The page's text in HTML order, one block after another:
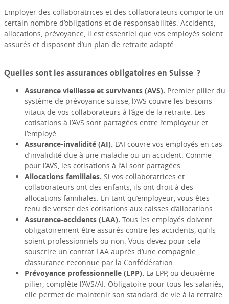
Employer des collaboratrices et des collaborateurs comporte un
certain nombre d’obligations et de responsabilités. Accidents,
allocations, prévoyance, il est essentiel que vos employés soient
assurés et disposent d’un plan de retraite adapté.
Quelles sont les assurances obligatoires en Suisse ?
Assurance vieillesse et survivants (AVS). Premier pilier du
système de prévoyance suisse, l’AVS couvre les besoins
vitaux de vos collaborateurs à l’âge de la retraite. Les
cotisations à l’AVS sont partagées entre l’employeur et
l’employé.
Assurance-invalidité (AI). L’AI couvre vos employés en cas
d’invalidité due à une maladie ou un accident. Comme
pour l’AVS, les cotisations à l’AI sont partagées.
Allocations familiales. Si vos collaboratrices et
collaborateurs ont des enfants, ils ont droit à des
allocations familiales. En tant qu’employeur, vous êtes
tenu de verser des cotisations aux caisses d’allocations.
Assurance-accidents (LAA). Tous les employés doivent
obligatoirement être assurés contre les accidents, qu’ils
soient professionnels ou non. Vous devez pour cela
souscrire un contrat LAA auprès d’une compagnie
d’assurance reconnue par la Confédération.
Prévoyance professionnelle (LPP). La LPP, ou deuxième
pilier, complète l’AVS/AI. Obligatoire pour tous les salariés,
elle permet de maintenir son standard de vie à la retraite.